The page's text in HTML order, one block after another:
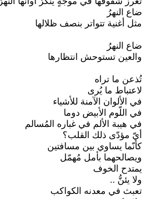
ضاع النهرُ
مثل أغنية تتواتر بنصف ظلالها
ضاع النهرُ
والعين تستوحش انتظارها
تُذعن ما تراه
لاعتباط ما يُرى
في الألوان الآمنة للأشياء
في اللّوم الأبيض دوما
في هيبة الألم في غباره المُسالم
أيّ مؤدّى ذلك القلب؟
كأنّما يساوي بين مسافتين
ويصالحهما بأمل مُهمّل
يمتدح الخوف
ولا يئنُّ ..
تعبث في معدنه الكواكب